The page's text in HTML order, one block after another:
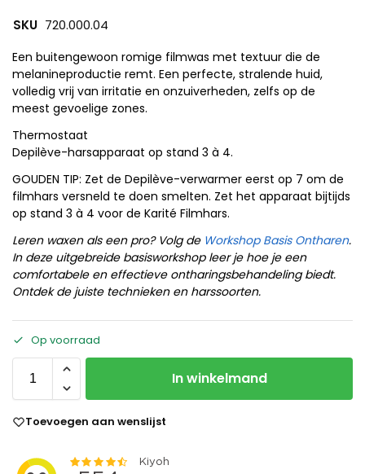
SKU 720.000.04
Een buitengewoon romige filmwas met textuur die de
melanineproductie remt. Een perfecte, stralende huid,
volledig vrij van irritatie en onzuiverheden, zelfs op de
meest gevoelige zones.
Thermostaat
Depilève-harsapparaat op stand 3 à 4.
GOUDEN TIP: Zet de Depilève-verwarmer eerst op 7 om de
filmhars versneld te doen smelten. Zet het apparaat bijtijds
op stand 3 à 4 voor de Karité Filmhars.
Leren waxen als een pro? Volg de Workshop Basis Ontharen.
In deze uitgebreide basisworkshop leer je hoe je een
comfortabele en effectieve ontharingsbehandeling biedt.
Ontdek de juiste technieken en harssoorten.
Op voorraad
In winkelmand
Toevoegen aan wenslijst